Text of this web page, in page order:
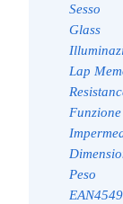
Sesso
Glass
Lap
Peso
EAN